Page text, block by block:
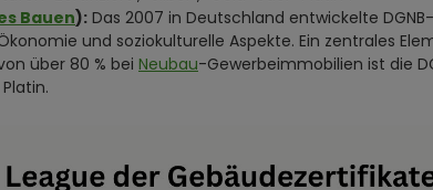
Bauen): Das 2007 in Deutschland entwickelte
und soziokulturelle Aspekte. Ein zentrales
über 80 % bei Neubau-Gewerbeimmobilien ist die